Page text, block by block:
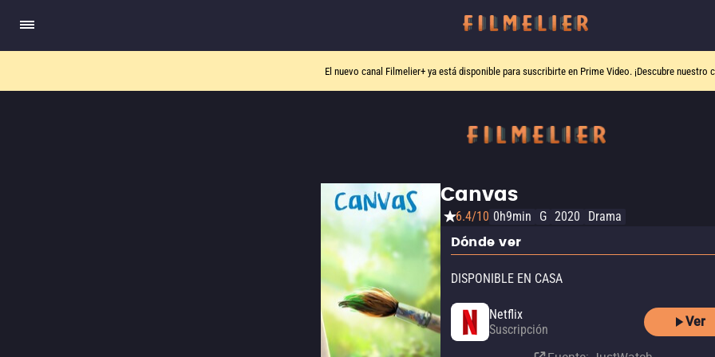
El nuevo canal Filmelier+ya está disponible para suscribirte en Prime Video. ¡Descubre nuestro
Canvas
6.4/10 0h9min G 2020 Drama
Dónde ver
DISPONIBLE EN CASA
Netflix
Suscripción
Ver